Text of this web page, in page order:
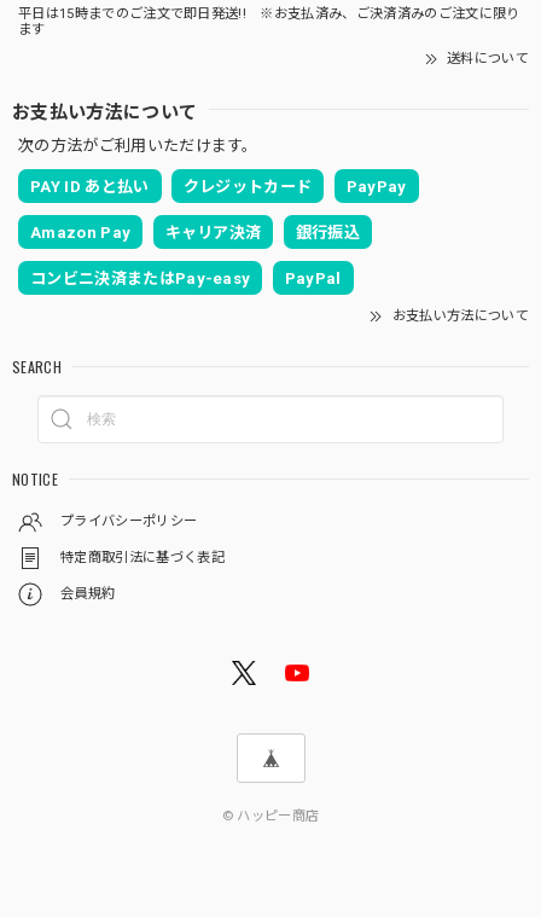
平日は15時までのご注文で即日発送!! ※お支払済み、ご決済済みのご注文に限り
ます
送料について
お支払い方法について
次の方法がご利用いただけます。
PAY ID あと払い クレジットカード PayPay
Amazon Pay キャリア決済 銀行振込
コンビニ決済またはPay-easy PayPal
お支払い方法について
SEARCH
NOTICE
プライバシーポリシー
特定商取引法に基づく表記
会員規約
© ハッピー商店